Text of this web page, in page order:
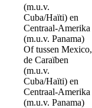
(m.u.v.
Cuba/Haïti) en
Centraal-Amerika
(m.u.v. Panama)
Of tussen Mexico,
de Caraïben
(m.u.v.
Cuba/Haïti) en
Centraal-Amerika
(m.u.v. Panama)